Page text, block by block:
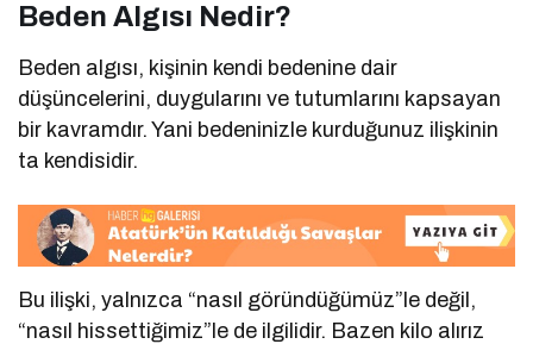
Beden Algısı Nedir?
Beden algısı, kişinin kendi bedenine dair
düşüncelerini, duygularını ve tutumlarını kapsayan
bir kavramdır. Yani bedeninizle kurduğunuz ilişkinin
ta kendisidir.
Bu ilişki, yalnızca “nasıl göründüğümüz”le değil,
“nasıl hissettiğimiz”le de ilgilidir. Bazen kilo alırız